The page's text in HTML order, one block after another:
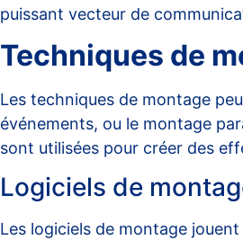
puissant vecteur de
Techniques de
Les techniques de montage
événements, ou le montage
sont utilisées pour créer des
Logiciels de
Les logiciels de montage